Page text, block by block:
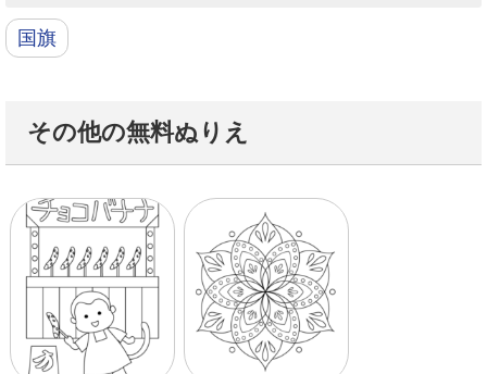
国旗
その他の無料ぬりえ